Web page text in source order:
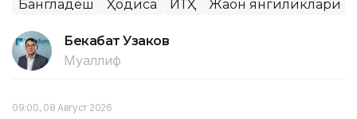
Бангладеш Ҳодиса ЙТҲ Жаҳон янгиликлари
Бекабат Узаков
Муаллиф
09:00, 08 Август 2026